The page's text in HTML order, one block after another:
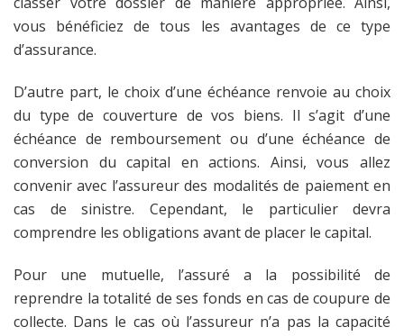
vous bénéficiez de tous les avantages de ce type
d’assurance.
D’autre part, le choix d’une échéance renvoie au choix
du type de couverture de vos biens. Il s’agit d’une
échéance de remboursement ou d’une échéance de
conversion du capital en actions. Ainsi, vous allez
convenir avec l’assureur des modalités de paiement en
cas de sinistre. Cependant, le particulier devra
comprendre les obligations avant de placer le capital.
Pour une mutuelle, l’assuré a la possibilité de
reprendre la totalité de ses fonds en cas de coupure de
collecte. Dans le cas où l’assureur n’a pas la capacité